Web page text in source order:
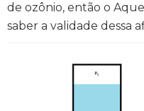
de ozônio, então o
saber a validade dessa